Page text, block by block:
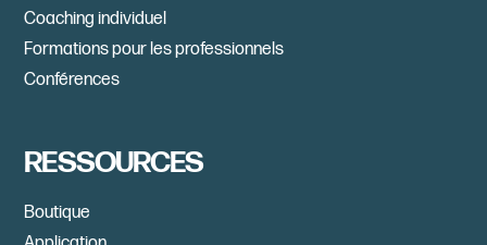
Coaching individuel
Formations pour les professionnels
Conférences
RESSOURCES
Boutique